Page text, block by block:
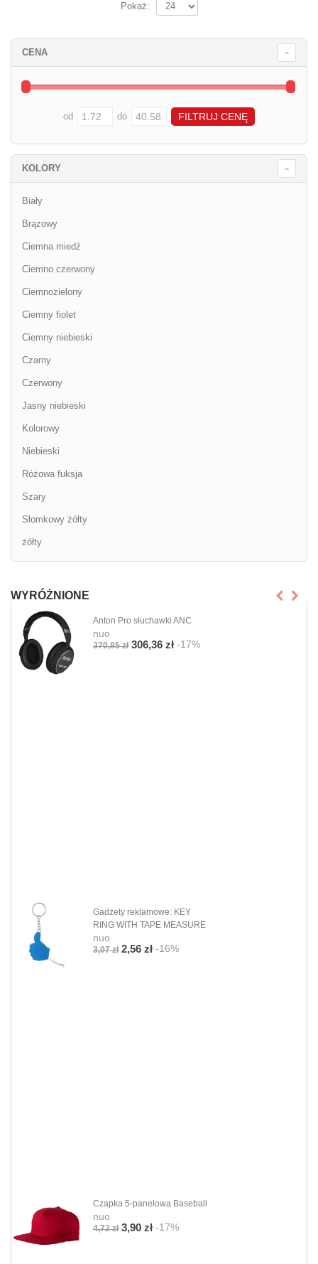
Pokaż:
CENA
od do
KOLORY
Biały
Brązowy
Ciemna miedź
Ciemno czerwony
Ciemnozielony
Ciemny fiolet
Ciemny niebieski
Czarny
Czerwony
Jasny niebieski
Kolorowy
Niebieski
Różowa fuksja
Szary
Słomkowy żółty
żółty
WYRÓŻNIONE
Anton Pro słuchawki ANC
nuo
370,85 zł 306,36 zł -17%
Gadżety reklamowe: KEY
RING WITH TAPE MEASURE
nuo
3,07 zł 2,56 zł -16%
Czapka 5-panelowa Baseball
nuo
4,72 zł 3,90 zł -17%